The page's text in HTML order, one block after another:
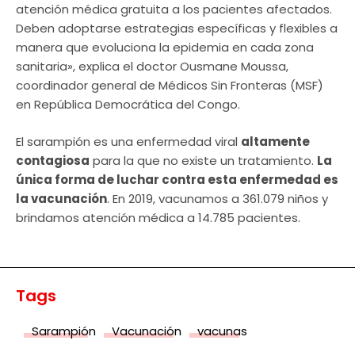
atención médica gratuita a los pacientes afectados.
Deben adoptarse estrategias específicas y flexibles a
manera que evoluciona la epidemia en cada zona
sanitaria», explica el doctor Ousmane Moussa,
coordinador general de Médicos Sin Fronteras (MSF)
en República Democrática del Congo.
El sarampión es una enfermedad viral altamente
contagiosa para la que no existe un tratamiento. La
única forma de luchar contra esta enfermedad es
la vacunación. En 2019, vacunamos a 361.079 niños y
brindamos atención médica a 14.785 pacientes.
Tags
Sarampión Vacunación vacunas